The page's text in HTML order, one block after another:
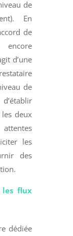
de
En
de
d’une
de
deux
les
des
flux
dédiée